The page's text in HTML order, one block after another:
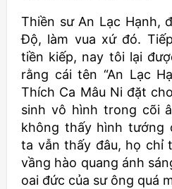
Thiền sư An Lạc Hạnh,
Độ, làm vua xứ đó.
tiền kiếp, nay tôi lại
rằng cái tên “An Lạc
Thích Ca Mâu Ni đặt
sinh vô hình trong cõi
không thấy hình tướng
ta vẫn thấy đâu, họ chỉ
vầng hào quang ánh
oai đức của sư ông quá